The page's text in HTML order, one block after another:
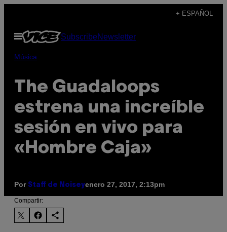
contenido
+ ESPAÑOL
Abrir
Menú
SubscribeNewsletter
Música
The Guadaloops
estrena una increíble
sesión en vivo para
«Hombre Caja»
Por Staff de Noiseyenero 27, 2017, 2:13pm
Compartir: